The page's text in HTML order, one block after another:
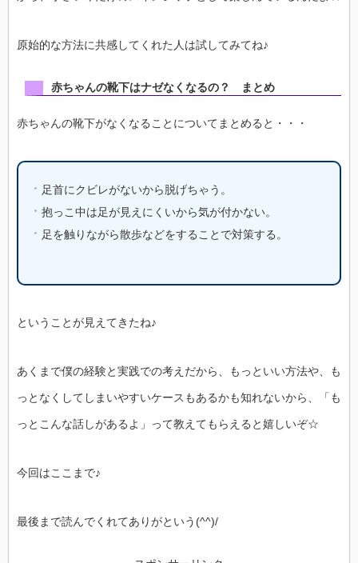
原始的な方法に共感してくれた人は試してみてね♪
赤ちゃんの靴下はナゼなくなるの？ まとめ
赤ちゃんの靴下がなくなることについてまとめると・・・
足首にクビレがないから脱げちゃう。
抱っこ中は足が見えにくいから気が付かない。
足を触りながら散歩などをすることで対策する。
ということが見えてきたね♪
あくまで僕の経験と実践での考えだから、もっといい方法や、も
っとなくしてしまいやすいケースもあるかも知れないから、「も
っとこんな話しがあるよ」って教えてもらえると嬉しいぞ☆
今回はここまで♪
最後まで読んでくれてありがという(^^)/